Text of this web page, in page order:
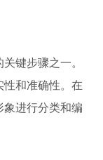
键步骤之一。
性和准确性。在
象进行分类和编